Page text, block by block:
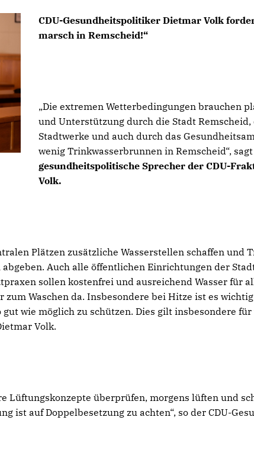
CDU-Gesundheitspolitiker Dietmar Volk
marsch in Remscheid!“
Die extremen Wetterbedingungen brauchen
und Unterstützung durch die Stadt Remscheid,
Stadtwerke und auch durch das
wenig Trinkwasserbrunnen in Remscheid“,
gesundheitspolitische Sprecher der CDU-
Volk.
Plätzen zusätzliche Wasserstellen schaffen und
Auch alle öffentlichen Einrichtungen der
sollen kostenfrei und ausreichend Wasser für
Waschen da. Insbesondere bei Hitze ist es
wie möglich zu schützen. Dies gilt insbesondere
Volk.
Lüftungskonzepte überprüfen, morgens lüften und
ist auf Doppelbesetzung zu achten“, so der CDU-